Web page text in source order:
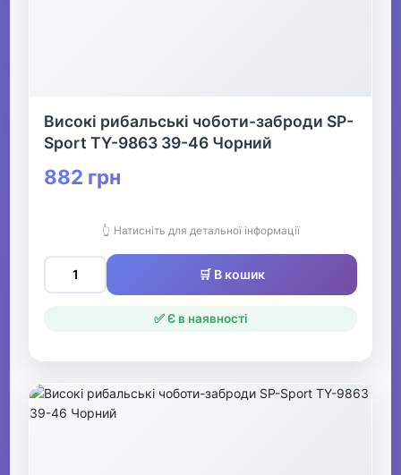
Високі рибальські чоботи-заброди SP-
Sport TY-9863 39-46 Чорний
882 грн
👆 Натисніть для детальної інформації
🛒 В кошик
✅ Є в наявності